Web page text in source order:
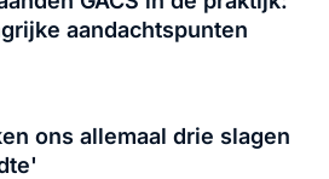
aandachtspunten
ons allemaal drie slagen